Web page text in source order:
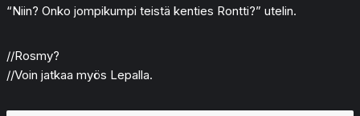
“Niin? Onko jompikumpi teistä kenties Rontti?” utelin.
//Rosmy?
//Voin jatkaa myös Lepalla.